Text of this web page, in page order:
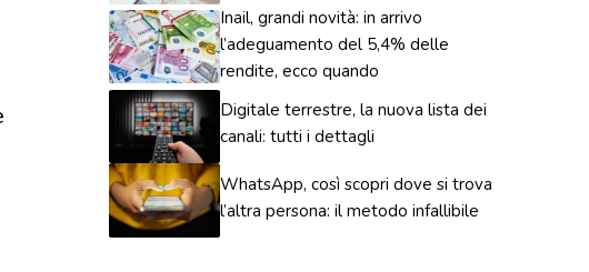
Inail, grandi novità: in arrivo
l’adeguamento del 5,4% delle
rendite, ecco quando
Digitale terrestre, la nuova lista dei
canali: tutti i dettagli
WhatsApp, così scopri dove si trova
l’altra persona: il metodo infallibile